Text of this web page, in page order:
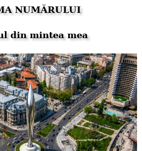
NUMĂRULUI
din mintea mea